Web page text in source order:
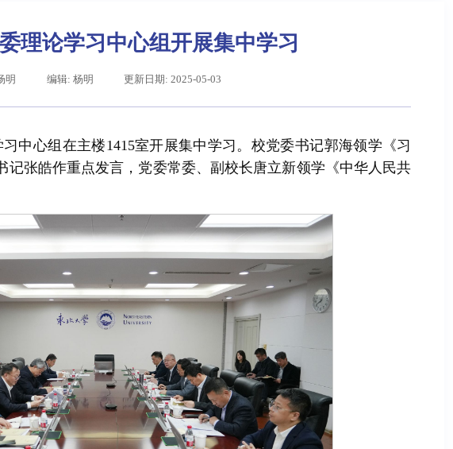
理论学习中心组开展集中学习
明 编辑: 杨明 更新日期: 2025-05-03
中心组在主楼1415室开展集中学习。校党委书记郭海领学《习
记张皓作重点发言，党委常委、副校长唐立新领学《中华人民共
习近平给东北大学全体师生回信